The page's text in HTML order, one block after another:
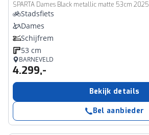
SPARTA Dames Black metallic matte 53cm 2025
Stadsfiets
Dames
Schijfrem
53 cm
BARNEVELD
4.299,-
Bekijk details
Bel aanbieder